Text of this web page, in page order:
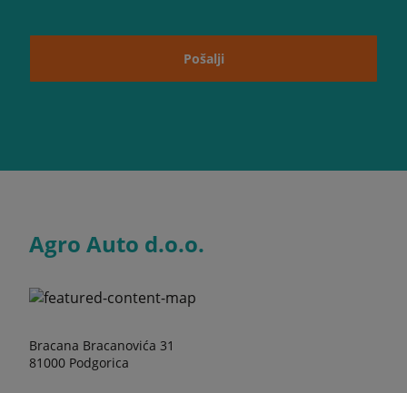
Pošalji
Agro Auto d.o.o.
Bracana Bracanovića 31
81000 Podgorica